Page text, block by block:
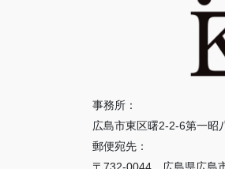
事務所：
広島市東区曙2-2-6第一昭
郵便宛先：
〒732-0044 広島県広島